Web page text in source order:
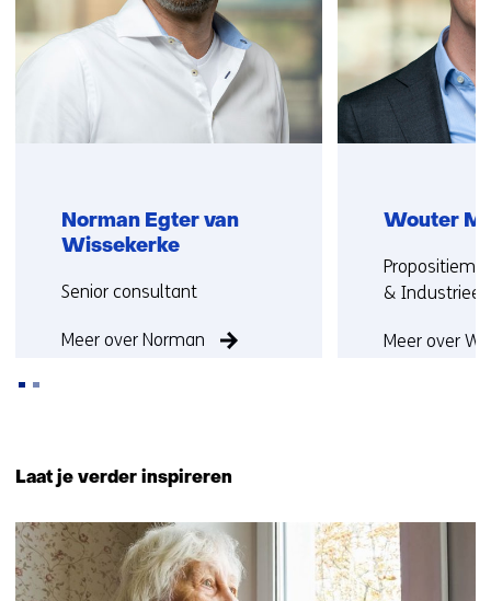
e
r
)
op)
Norman Egter van
Wissekerke
Functie:
Senior consultant
Meer over Norman
Wouter
Functie:
& Industrieel
Meer over
(Neem
contact
met
Laat je verder inspireren
resultaten,